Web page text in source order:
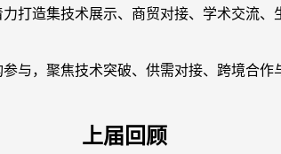
打造集技术展示、商贸对接、学术交流
与，聚焦技术突破、供需对接、跨境合
上届回顾